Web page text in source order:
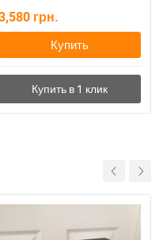
грн.
Купить